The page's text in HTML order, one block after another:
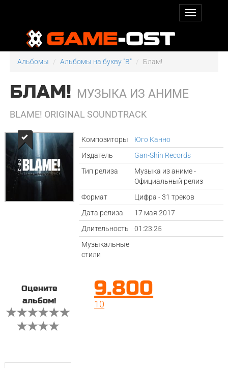
Альбомы Альбомы на букву "B" Блам!
БЛАМ! МУЗЫКА ИЗ АНИМЕ
BLAME! ORIGINAL SOUNDTRACK
Композиторы
Юго Канно
Издатель
Gan-Shin Records
Тип релиза
Музыка из аниме -
Официальный релиз
Формат
Цифра - 31 треков
Дата релиза
17 мая 2017
Длительность
01:23:25
Музыкальные
стили
Оцените
альбом!
9.800
10